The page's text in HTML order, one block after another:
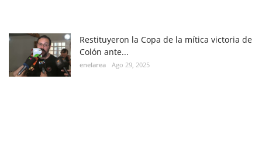
Restituyeron la Copa de la mítica victoria de
Colón ante...
enelarea Ago 29, 2025